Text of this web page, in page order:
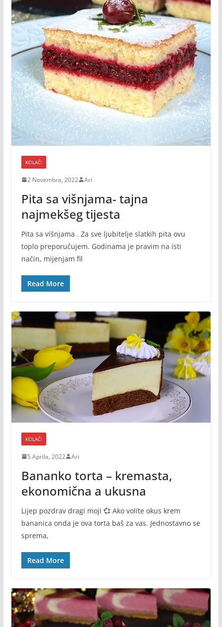
KOLAČI
2 Novembra, 2022 Ari
Pita sa višnjama- tajna
najmekšeg tijesta
Pita sa višnjama . Za sve ljubitelje slatkih pita ovu
toplo preporučujem. Godinama je pravim na isti
način, mijenjam fil
Read More
KOLAČI
5 Aprila, 2022 Ari
Bananko torta – kremasta,
ekonomična a ukusna
Lijep pozdrav dragi moji 💞 Ako volite okus krem
bananica onda je ova torta baš za vas. Jednostavno se
sprema,
Read More